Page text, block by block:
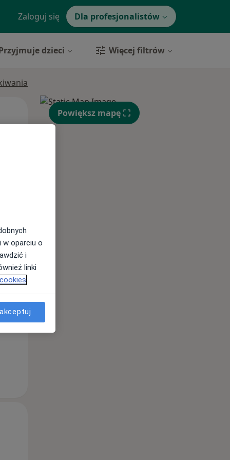
Zaloguj się Dla profesjonalistów
dzieci Więcej filtrów
Wt, Śr,
Pon,
10 Sie
Powiększ mapę
w oparciu o
i
linki